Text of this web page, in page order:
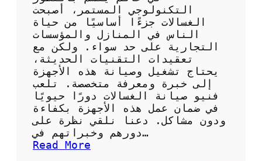
ي
ا
ل
ك
و
ي
ت
ب
أ
ق
ل
التكنولوجي المستمر، أصبحت
الغسالات جزءًا أساسيًا من حياة
الناس في المنازل والمؤسسات
التجارية على حد سواء. ولكن مع
تعقيدات التقنيات الحديثة،
يحتاج تشغيل وصيانة هذه الأجهزة
إلى خبرة ومعرفة متخصصة. تلعب
فنيو صيانة الغسالات دورًا حيويًا
في ضمان عمل هذه الأجهزة بكفاءة
ودون مشاكل. دعنا نلقي نظرة على
دورهم وخبراتهم في…
Read More